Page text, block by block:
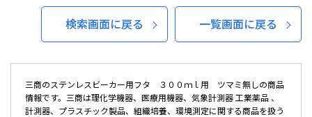
検索画面に戻る 一覧画面に戻る
三商のステンレスビーカー用フタ ３００ｍｌ用 ツマミ無しの商品
情報です。三商は理化学機器、医療用機器、気象計測器 工業薬品 、
計測器、プラスチック製品、組織培養、環境測定に関する商品を扱う